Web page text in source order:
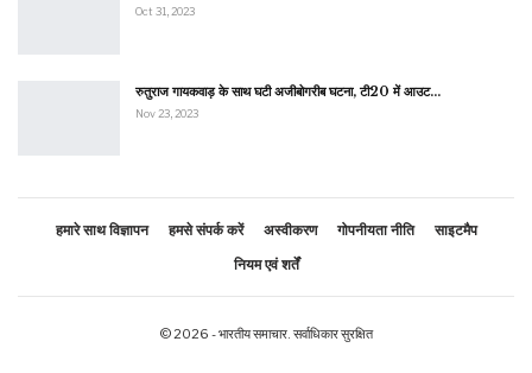
Oct 31, 2023
रुतुराज गायकवाड़ के साथ घटी अजीबोगरीब घटना, टी20 में आउट…
Nov 23, 2023
हमारे साथ विज्ञापन हमसे संपर्क करें अस्वीकरण गोपनीयता नीति
साइटमैप
नियम एवं शर्तें
© 2026 - भारतीय समाचार. सर्वाधिकार सुरक्षित